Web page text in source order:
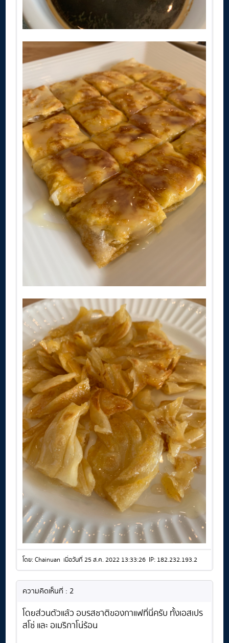
โดย: Chainuan เมื่อวันที่ 25 ส.ค. 2022 13:33:26 IP: 182.232.193.2
ความคิดเห็นที่ : 2
โดยส่วนตัวแล้ว อบรสชาติของกาแฟที่นี่ครับ ทั้งเอสเปร
สโซ่ และ อเมริกาโน่ร้อน